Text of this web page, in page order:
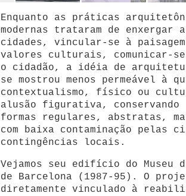
Enquanto as práticas
modernas trataram de enxergar
cidades, vincular-se à
valores culturais, comunicar-se
o cidadão, a idéia de
se mostrou menos permeável à
contextualismo, físico ou
alusão figurativa, conservando
formas regulares, abstratas,
com baixa contaminação pelas
contingências locais.
Vejamos seu edifício do Museu
de Barcelona (1987-95). O
diretamente vinculado à